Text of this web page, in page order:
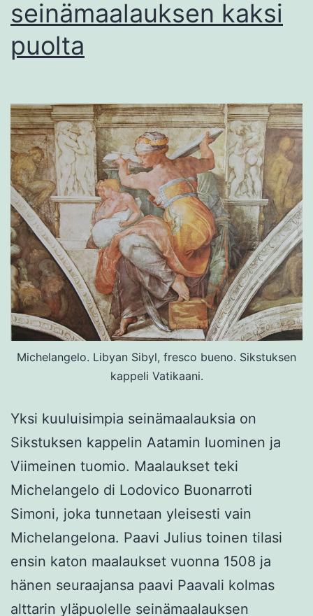
seinämaalauksen kaksi
puolta
Michelangelo. Libyan Sibyl, fresco bueno. Sikstuksen
kappeli Vatikaani.
Yksi kuuluisimpia seinämaalauksia on
Sikstuksen kappelin Aatamin luominen ja
Viimeinen tuomio. Maalaukset teki
Michelangelo di Lodovico Buonarroti
Simoni, joka tunnetaan yleisesti vain
Michelangelona. Paavi Julius toinen tilasi
ensin katon maalaukset vuonna 1508 ja
hänen seuraajansa paavi Paavali kolmas
alttarin yläpuolelle seinämaalauksen